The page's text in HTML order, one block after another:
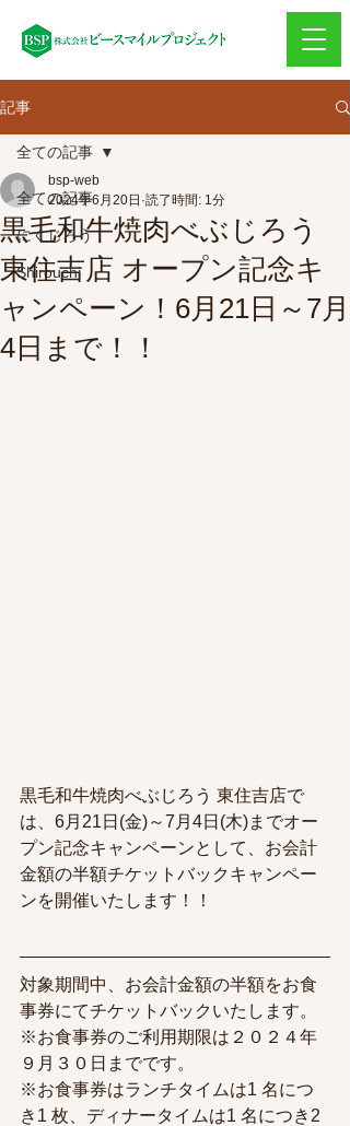
記事
全ての記事
にくじろう
Shirouchi
全ての記事
黒毛和牛焼肉べぶじろう
東住吉店 オープン記念キ
ャンペーン！6月21日～7月
4日まで！！
bsp-web
2024年6月20日 読了時間: 1分
黒毛和牛焼肉べぶじろう 東住吉店で
は、6月21日(金)～7月4日(木)までオー
プン記念キャンペーンとして、お会計
金額の半額チケットバックキャンペー
ンを開催いたします！！
対象期間中、お会計金額の半額をお食
事券にてチケットバックいたします。
※お食事券のご利用期限は２０２４年
９月３０日までです。
※お食事券はランチタイムは1 名につ
き1 枚、ディナータイムは1 名につき2